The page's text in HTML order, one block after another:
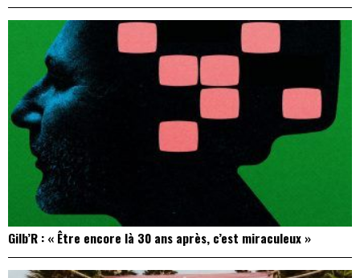
Gilb’R : « Être encore là 30 ans après, c’est miraculeux »